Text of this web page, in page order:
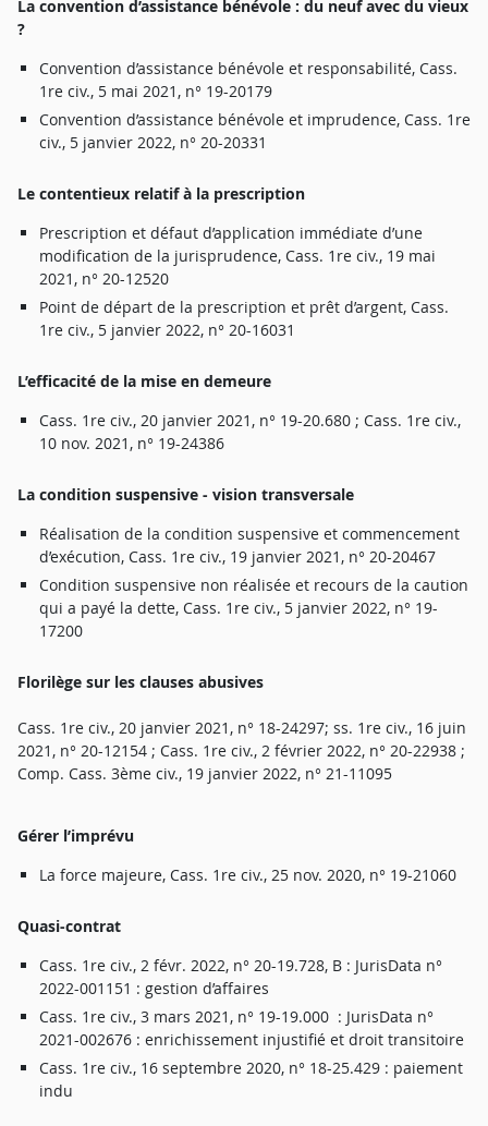
La convention d’assistance bénévol e : d u neufavec d u vieux
?
Convention d’assistance bénévole et responsabilité, Cass.
1 re civ., 5 mai 2021 , n° 19-20179
Convention d’assistance bénévole et imprudence, Cass. 1 re
civ., 5 janvier 2022, n° 20-20331
Le contentieux relatif à la prescription
Prescription et défaut d’application immédiate d’une
modification de la jurisprudence, Cass. 1 re civ., 19 mai
2021 , n° 20-12520
Point de départ de la prescription et prêt d’argent, Cass.
1 re civ., 5 janvier 2022, n° 20-16031
L’efficacité de la mise en demeure
Cass. 1 re civ., 20 janvier 2021 , n° 19-20.680 ; Cass. 1 re civ.,
10 nov. 2021 , n° 19-24386
La condition suspensive - vision transversale
Réalisation de la condition suspensive et commencement
d’exécution, Cass. 1 re civ., 19 janvier 2021 , n° 20-20467
Condition suspensive non réalisée et recours de la caution
qui a payé la dette, Cass. 1 re civ., 5 janvier 2022, n° 19-
17200
Florilège sur les clauses abusives
Cass. 1 re civ., 20 janvier 2021 , n° 18-24297; ss. 1 re civ., 16 juin
2021 , n° 20-12154 ; Cass. 1 re civ., 2 février 2022, n° 20-22938 ;
Comp. Cass. 3ème civ., 19 janvier 2022, n° 21-1 1095
Gérer l’imprévu
L a force majeure, Cass. 1 re civ., 25 nov. 2020, n° 19-21060
Quasi-contrat
Cass. 1 re civ., 2 févr. 2022, n° 20-19.728, B : JurisData n°
2022-001 151 : gestion d’affaires
Cass. 1 re civ., 3 mars 2021 , n° 19-19.000 : JurisData n°
2021-002676 : enrichissement injustifié et droit transitoire
Cass. 1 re civ., 16 septembre 2020, n° 18-25.429 : paiement
indu